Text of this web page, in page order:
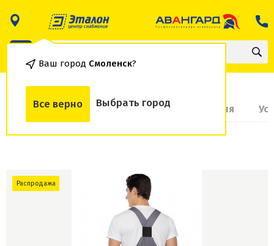
Ваш город Смоленск?
Все верно Выбрать город
О товаре Доставка и оплата Гарантия
Распродажа